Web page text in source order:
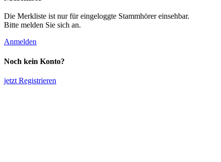
Die Merkliste ist nur für eingeloggte Stammhörer einsehbar.
Bitte melden Sie sich an.
Anmelden
Noch kein Konto?
jetzt Registrieren